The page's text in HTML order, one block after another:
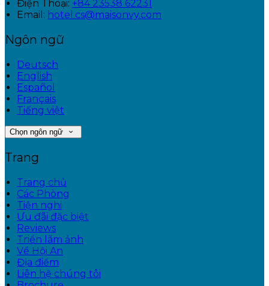
Điện Thoại: +84 23538 62231
Email: hotel.cs@maisonvy.com
Ngôn ngữ
Deutsch
English
Español
Français
Tiếng việt
Chọn ngôn ngữ
Trang
Trang chủ
Các Phòng
Tiện nghi
Ưu đãi đặc biệt
Reviews
Triển lãm ảnh
Về Hội An
Địa điểm
Liên hệ chúng tôi